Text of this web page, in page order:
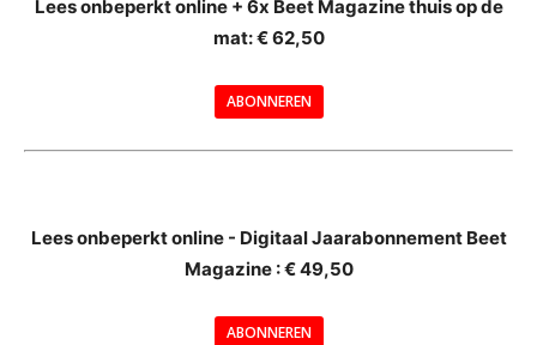
Lees onbeperkt online + 6x Beet Magazine thuis op de
mat: € 62,50
ABONNEREN
Lees onbeperkt online - Digitaal Jaarabonnement Beet
Magazine : € 49,50
ABONNEREN